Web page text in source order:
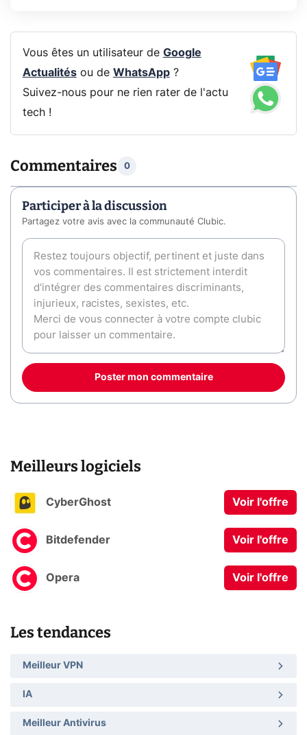
Vous êtes un utilisateur de Google
Actualitésou de WhatsApp?
Suivez-nous pour ne rien rater de l'actu
tech !
Commentaires 0
Participer à la discussion
Partagez votre avis avec la communauté Clubic.
Poster mon commentaire
Meilleurs logiciels
CyberGhost Voir l'offre
Bitdefender Voir l'offre
Opera Voir l'offre
Les tendances
Meilleur VPN
IA
Meilleur Antivirus